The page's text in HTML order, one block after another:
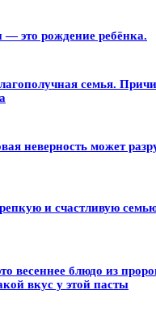
— это рождение ребёнка.
семья.
неверность может
и счастливую
весеннее блюдо из
вкус у этой пасты